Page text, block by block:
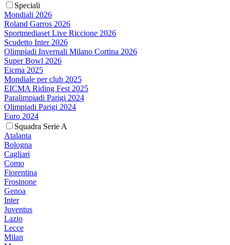
Speciali
Mondiali 2026
Roland Garros 2026
Sportmediaset Live Riccione 2026
Scudetto Inter 2026
Olimpiadi Invernali Milano Cortina 2026
Super Bowl 2026
Eicma 2025
Mondiale per club 2025
EICMA Riding Fest 2025
Paralimpiadi Parigi 2024
Olimpiadi Parigi 2024
Euro 2024
Squadra Serie A
Atalanta
Bologna
Cagliari
Como
Fiorentina
Frosinone
Genoa
Inter
Juventus
Lazio
Lecce
Milan